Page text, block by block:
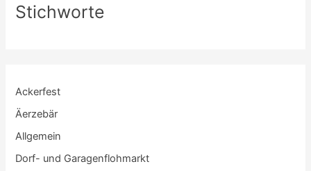
Stichworte
Ackerfest
Äerzebär
Allgemein
Dorf- und Garagenflohmarkt